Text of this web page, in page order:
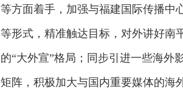
等方面着手，加强与福建国际传播中
等形式，精准触达目标，对外讲好南
的“大外宣”格局；同步引进一些海外
矩阵，积极加大与国内重要媒体的海